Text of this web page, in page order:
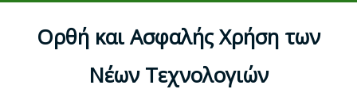
Ορθή και Ασφαλής Χρήση των
Νέων Τεχνολογιών